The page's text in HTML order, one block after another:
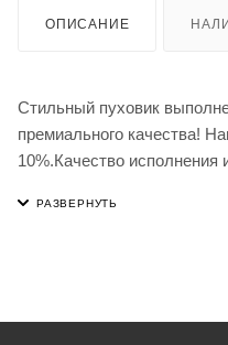
ОПИСАНИЕ
Стильный пуховик
премиального качества!
10%.Качество
химчистка, стирка в